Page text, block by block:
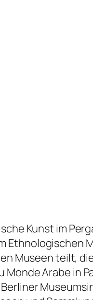
Kunst im
Ethnologischen
Museen teilt,
Arabe in